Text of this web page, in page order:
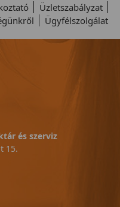
Üzletszabályzat
Ügyfélszolgálat
és szerviz
15.